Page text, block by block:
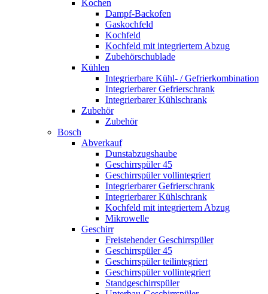
Kochen
Dampf-Backofen
Gaskochfeld
Kochfeld
Kochfeld mit integriertem Abzug
Zubehörschublade
Kühlen
Integrierbare Kühl- / Gefrierkombination
Integrierbarer Gefrierschrank
Integrierbarer Kühlschrank
Zubehör
Zubehör
Bosch
Abverkauf
Dunstabzugshaube
Geschirrspüler 45
Geschirrspüler vollintegriert
Integrierbarer Gefrierschrank
Integrierbarer Kühlschrank
Kochfeld mit integriertem Abzug
Mikrowelle
Geschirr
Freistehender Geschirrspüler
Geschirrspüler 45
Geschirrspüler teilintegriert
Geschirrspüler vollintegriert
Standgeschirrspüler